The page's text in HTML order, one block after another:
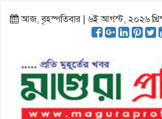
আজ, বৃহস্পতিবার | ৬ই আগস্ট, ২০২৬